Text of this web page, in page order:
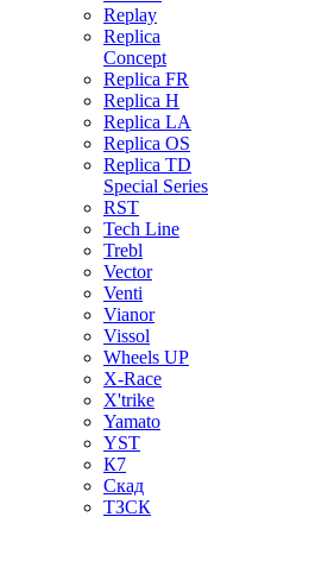
Replay
Replica
Concept
Replica FR
Replica H
Replica LA
Replica OS
Replica TD
Special Series
RST
Tech Line
Trebl
Vector
Venti
Vianor
Vissol
Wheels UP
X-Race
X'trike
Yamato
YST
К7
Скад
ТЗСК